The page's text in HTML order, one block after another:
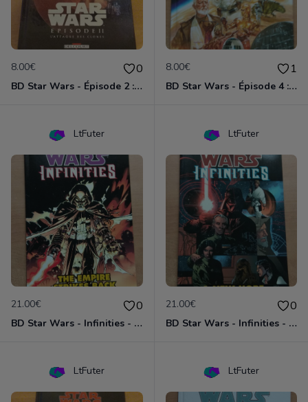
8.00€ 0
BD Star Wars - Épisode 2 : l'attaque des clones
8.00€ 1
BD Star Wars - Épisode 4 : Un nouvel espoir
LtFuter
21.00€ 0
BD Star Wars - Infinities - The Empire Strike Back (VO)
LtFuter
21.00€ 0
BD Star Wars - Infinities - A New Hope (VO)
LtFuter LtFuter